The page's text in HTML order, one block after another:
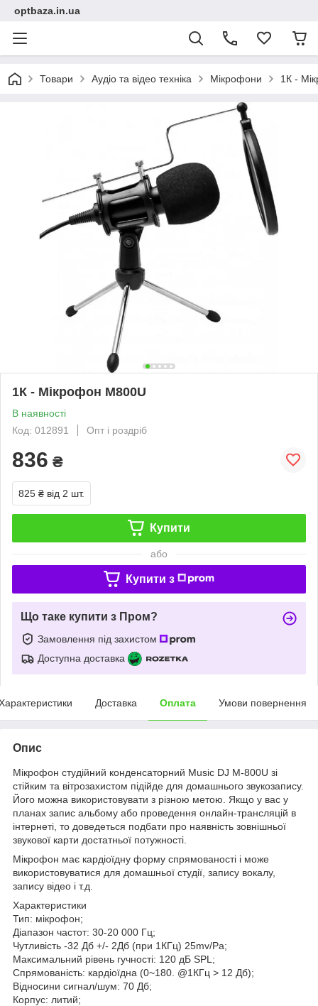
optbaza.in.ua
Товари Аудіо та відео техніка Мікрофони 1К -
1К - Мікрофон М800U
В наявності
Код: 012891
Опт і роздріб
836 ₴
825 ₴ від 2 шт.
Купити
або
Купити з
Що таке купити з Пром?
Замовлення під захистом
Доступна доставка
Доставка Оплата Умови повернення
Опис
Мікрофон студійний конденсаторний Music DJ M-800U зі
стійким та вітрозахистом підійде для домашнього звукозапису.
Його можна використовувати з різною метою. Якщо у вас у
планах запис альбому або проведення онлайн-трансляцій в
інтернеті, то доведеться подбати про наявність зовнішньої
звукової карти достатньої потужності.
Мікрофон має кардіоїдну форму спрямованості і може
використовуватися для домашньої студії, запису вокалу,
запису відео і т.д.
Характеристики
Тип: мікрофон;
Діапазон частот: 30-20 000 Гц;
Чутливість -32 Дб +/- 2Дб (при 1КГц) 25mv/Pa;
Максимальний рівень гучності: 120 дБ SPL;
Спрямованість: кардіоїдна (0~180. @1КГц > 12 Дб);
Відносини сигнал/шум: 70 Дб;
Корпус: литий;